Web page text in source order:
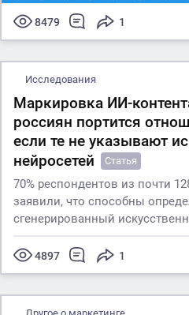
8479 1
Исследования
Маркировка ИИ-
россиян портится
если те не указывают
нейросетей
Статья
70% респондентов из почти
заявили, что способны
сгенерированный
4897 1